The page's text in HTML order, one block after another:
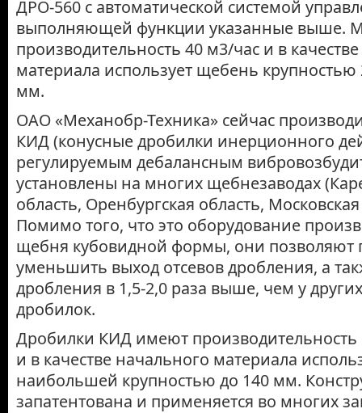
ДРО-560 с автоматической системой
выполняющей функции указанные выше.
производительность 40 м3/час и в
материала использует щебень крупностью
мм.
ОАО «Механобр-Техника» сейчас
КИД (конусные дробилки инерционного
регулируемым дебалансным
установлены на многих щебнезаводах
область, Оренбургская область,
Помимо того, что это оборудование
щебня кубовидной формы, они позволяют
уменьшить выход отсевов дробления, а
дробления в 1,5-2,0 раза выше, чем у
дробилок.
Дробилки КИД имеют производительность
и в качестве начального материала
наибольшей крупностью до 140 мм.
запатентована и применяется во многих